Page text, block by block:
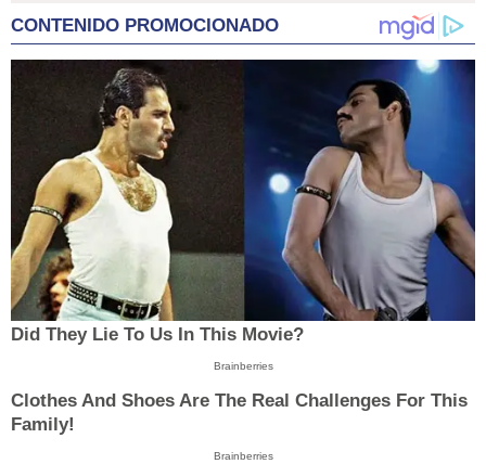
CONTENIDO PROMOCIONADO
Did They Lie To Us In This Movie?
Brainberries
Clothes And Shoes Are The Real Challenges For This
Family!
Brainberries